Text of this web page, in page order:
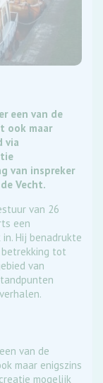
een van de
ook maar
via
van inspreker
Vecht.
van 26
een
Hij benadrukte
tot
van
van de
maar enigszins
mogelijk